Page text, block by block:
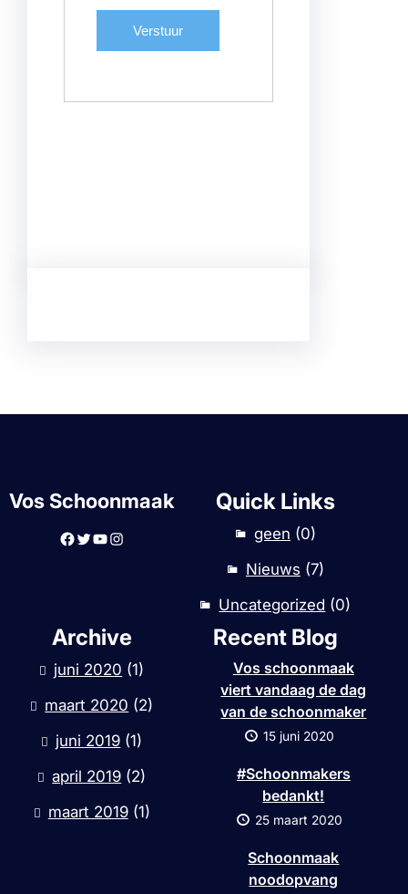
Vos Schoonmaak
Facebook Twitter YouTube Instagram
Quick Links
geen (0)
Nieuws (7)
Uncategorized (0)
Archive
juni 2020 (1)
maart 2020 (2)
juni 2019 (1)
april 2019 (2)
maart 2019(1)
Recent Blog
Vos schoonmaak
viert vandaag de dag
van de schoonmaker
15 juni 2020
#Schoonmakers
bedankt!
25 maart 2020
Schoonmaak
noodopvang